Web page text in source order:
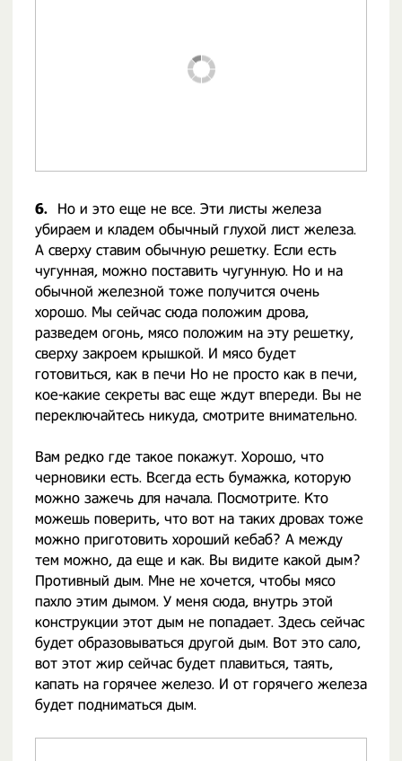
6.
Но и это еще не все. Эти листы железа
убираем и кладем обычный глухой лист железа.
А сверху ставим обычную решетку. Если есть
чугунная, можно поставить чугунную. Но и на
обычной железной тоже получится очень
хорошо. Мы сейчас сюда положим дрова,
разведем огонь, мясо положим на эту решетку,
сверху закроем крышкой. И мясо будет
готовиться, как в печи Но не просто как в печи,
кое-какие секреты вас еще ждут впереди. Вы не
переключайтесь никуда, смотрите внимательно.
Вам редко где такое покажут. Хорошо, что
черновики есть. Всегда есть бумажка, которую
можно зажечь для начала. Посмотрите. Кто
можешь поверить, что вот на таких дровах тоже
можно приготовить хороший кебаб? А между
тем можно, да еще и как. Вы видите какой дым?
Противный дым. Мне не хочется, чтобы мясо
пахло этим дымом. У меня сюда, внутрь этой
конструкции этот дым не попадает. Здесь сейчас
будет образовываться другой дым. Вот это сало,
вот этот жир сейчас будет плавиться, таять,
капать на горячее железо. И от горячего железа
будет подниматься дым.